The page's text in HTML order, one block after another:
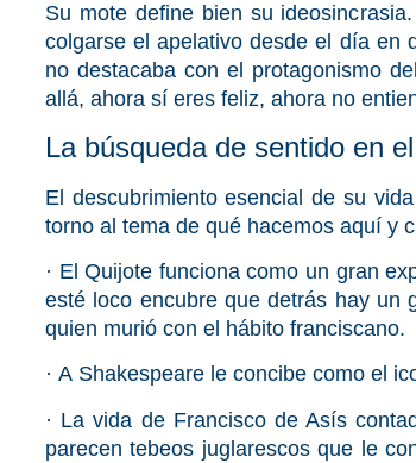
Su mote define bien su
colgarse el apelativo desde el día en
no destacaba con el protagonismo
allá, ahora sí eres feliz, ahora no
La búsqueda de sentido en
El descubrimiento esencial de su
torno al tema de qué hacemos aquí y
· El Quijote funciona como un gran
esté loco encubre que detrás hay un
quien murió con el hábito franciscano.
· A Shakespeare le concibe como el
· La vida deFrancisco de Asís
parecen tebeos juglarescos que le